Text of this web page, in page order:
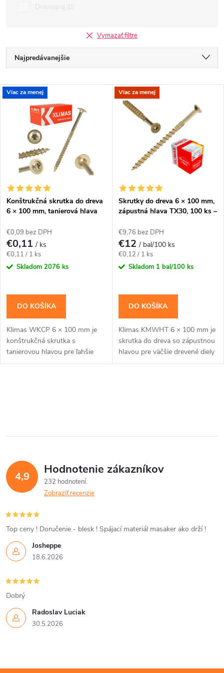
Vymazať filtre
R
a
i
e
p
r
u
k
v
Najpredávanejšie
Najlacnejšie
Najdrahšie
Abecedne
V
s
p
r
o
d
u
k
t
Viac za menej
Konštrukčná skrutka do dreva
6 × 100 mm, tanierová hlava
€0,09 bez DPH
€0,11/ ks
Jednotková
cena:
€0,11 / 1 ks
Skladom 2076 ks
DO KOŠÍKA
Klimas WKCP 6 × 100 mm je
konštrukčná skrutka s
tanierovou hlavou pre ľahšie
konštrukčné spoje dosiek, lát a
Viac za menej
Skrutky do dreva 6 × 100 mm,
zápustná hlava TX30, 100 ks –
€9,76 bez DPH
€12/ bal/100 ks
Jednotková
cena:
€0,12 / 1 ks
Skladom 1 bal/100 ks
DO KOŠÍKA
Klimas KMWHT 6 × 100 mm je
skrutka do dreva so zápustnou
hlavou pre väčšie drevené diely
a spoje, pri ktorých má hlava
l
d
a
c
i
e
p
r
v
k
4,9 Hodnotenie zákazníkov
232 hodnotení
Zobraziť recenzie
Josheppe
18.6.2026
Top ceny ! Doručenie - blesk ! Spájací materiál masaker ako drží !
Radoslav Luciak
30.5.2026
Dobrý